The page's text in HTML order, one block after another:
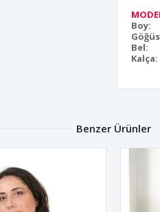
Boy:
Bel:
Kalça:
Benzer Ürünler